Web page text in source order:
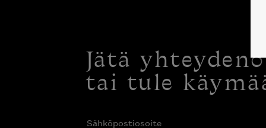
Jätä
tai tule
Sähköpostiosoite(Pakollinen)